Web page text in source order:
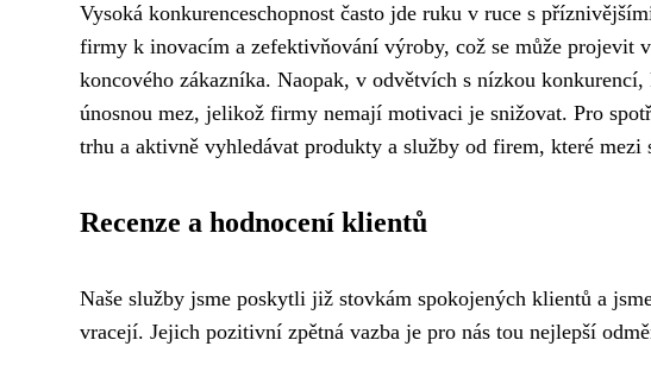
Vysoká konkurenceschopnost často jde ruku v ruce s
firmy k inovacím a zefektivňování výroby, což se může projevit
koncového zákazníka. Naopak, v odvětvích s nízkou
únosnou mez, jelikož firmy nemají motivaci je snižovat. Pro
trhu a aktivně vyhledávat produkty a služby od firem, které mezi
Recenze a hodnocení klientů
Naše služby jsme poskytli již stovkám spokojených klientů a
vracejí. Jejich pozitivní zpětná vazba je pro nás tou nejlepší